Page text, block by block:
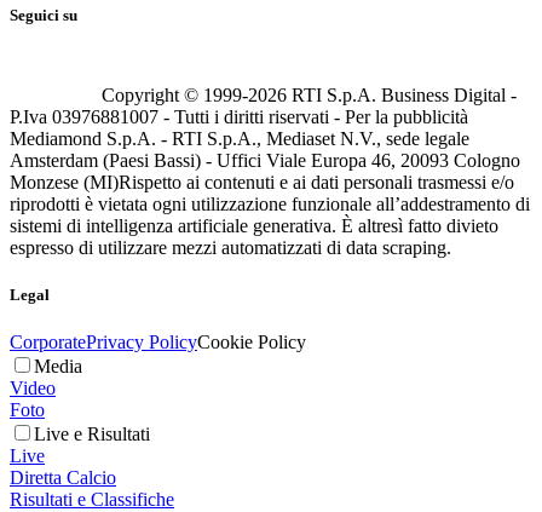
Seguici su
Copyright © 1999-2026 RTI S.p.A. Business Digital -
P.Iva 03976881007 - Tutti i diritti riservati - Per la pubblicità
Mediamond S.p.A. - RTI S.p.A., Mediaset N.V., sede legale
Amsterdam (Paesi Bassi) - Uffici Viale Europa 46, 20093 Cologno
Monzese (MI)Rispetto ai contenuti e ai dati personali trasmessi e/o
riprodotti è vietata ogni utilizzazione funzionale all’addestramento di
sistemi di intelligenza artificiale generativa. È altresì fatto divieto
espresso di utilizzare mezzi automatizzati di data scraping.
Legal
CorporatePrivacy PolicyCookie Policy
Media
Video
Foto
Live e Risultati
Live
Diretta Calcio
Risultati e Classifiche